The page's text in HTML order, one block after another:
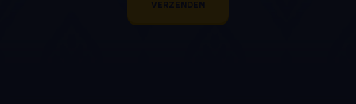
VERZENDEN